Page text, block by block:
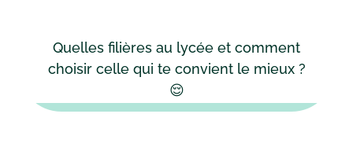
Quelles filières au lycée et comment
choisir celle qui te convient le mieux ?
😌